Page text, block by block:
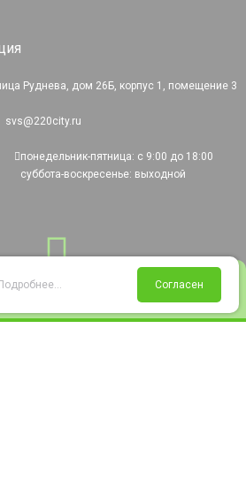
Избранное Корзина
Руднева, дом 26Б, корпус 1, помещение 3
svs@220city.ru
понедельник-пятница: с 9:00 до 18:00
суббота-воскресенье: выходной
Подробнее... Согласен